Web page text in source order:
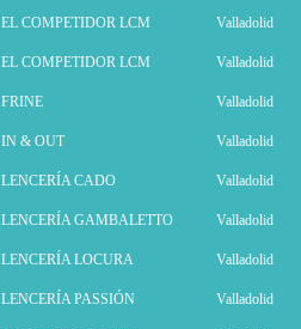
EL COMPETIDOR LCM Valladolid
EL COMPETIDOR LCM Valladolid
FRINE Valladolid
IN & OUT Valladolid
LENCERÍA CADO Valladolid
LENCERÍA GAMBALETTO Valladolid
LENCERÍA LOCURA Valladolid
LENCERÍA PASSIÓN Valladolid